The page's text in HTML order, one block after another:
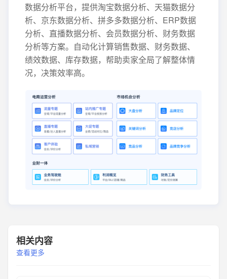
数据分析平台，提供淘宝数据分析、天猫数据分
析、京东数据分析、拼多多数据分析、ERP数据
分析、直播数据分析、会员数据分析、财务数据
分析等方案。自动化计算销售数据、财务数据、
绩效数据、库存数据，帮助卖家全局了解整体情
况，决策效率高。
相关内容
查看更多